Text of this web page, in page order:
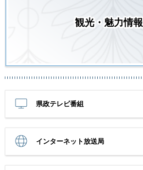
観光・魅力情報
県政テレビ番組
インターネット放送局